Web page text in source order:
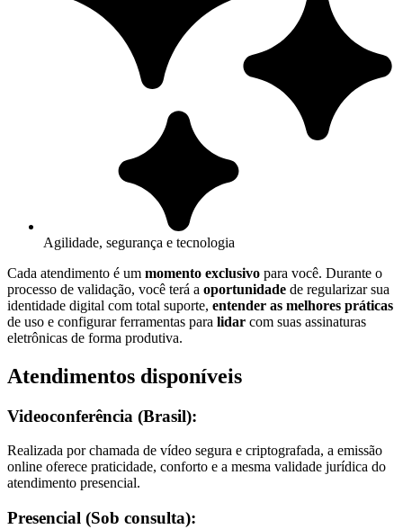
Agilidade, segurança e tecnologia
Cada atendimento é um momento exclusivo para você. Durante o
processo de validação, você terá a oportunidade de regularizar sua
identidade digital com total suporte, entender as melhores práticas
de uso e configurar ferramentas para lidar com suas assinaturas
eletrônicas de forma produtiva.
Atendimentos disponíveis
Videoconferência (Brasil):
Realizada por chamada de vídeo segura e criptografada, a emissão
online oferece praticidade, conforto e a mesma validade jurídica do
atendimento presencial.
Presencial (Sob consulta):